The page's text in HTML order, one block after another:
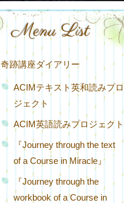
Menu List
奇跡講座ダイアリー
ACIMテキスト英和読みプロ
ジェクト
ACIM英語読みプロジェクト
『Journey through the text
of a Course in Miracle』
『Journey through the
workbook of a Course in